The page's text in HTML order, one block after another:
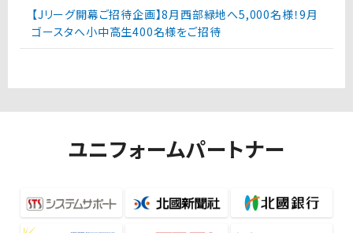
【Jリーグ開幕ご招待企画】8月西部緑地へ5,000名様！9月
ゴースタへ小中高生400名様をご招待
ユニフォームパートナー